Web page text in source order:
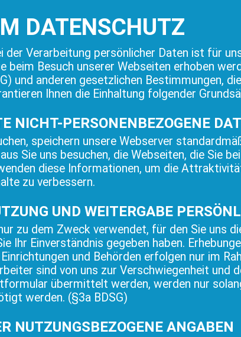
DATENSCHUTZ
der Verarbeitung persönlicher Daten ist für
beim Besuch unserer Webseiten erhoben
und anderen gesetzlichen Bestimmungen,
Ihnen die Einhaltung folgender
NICHT-PERSONENBEZOGENE
speichern unsere Webserver
Sie uns besuchen, die Webseiten, die Sie
diese Informationen, um die
zu verbessern.
UND WEITERGABE
zu dem Zweck verwendet, für den Sie uns
Ihr Einverständnis gegeben haben.
und Behörden erfolgen nur im
sind von uns zur Verschwiegenheit und
übermittelt werden, werden nur
werden. (§3a BDSG)
NUTZUNGSBEZOGENE ANGABEN